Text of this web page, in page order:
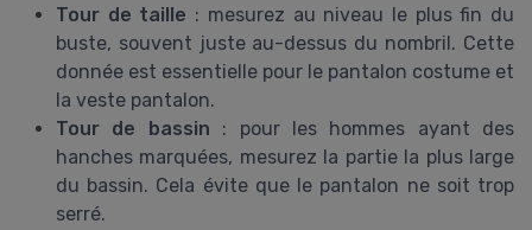
Tour de taille : mesurez au niveau le plus fin du
buste, souvent juste au-dessus du nombril. Cette
donnée est essentielle pour le pantalon costume et
la veste pantalon.
Tour de bassin : pour les hommes ayant des
hanches marquées, mesurez la partie la plus large
du bassin. Cela évite que le pantalon ne soit trop
serré.